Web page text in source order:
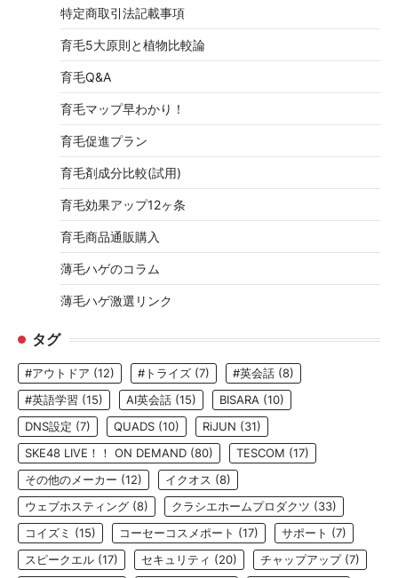
特定商取引法記載事項
育毛5大原則と植物比較論
育毛Q&A
育毛マップ早わかり！
育毛促進プラン
育毛剤成分比較(試用)
育毛効果アップ12ヶ条
育毛商品通販購入
薄毛ハゲのコラム
薄毛ハゲ激選リンク
タグ
#アウトドア (12) #トライズ (7) #英会話 (8)
#英語学習 (15) AI英会話 (15) BISARA (10)
DNS設定 (7) QUADS (10) RiJUN (31)
SKE48 LIVE！！ ON DEMAND (80) TESCOM (17)
その他のメーカー (12) イクオス (8)
ウェブホスティング (8) クラシエホームプロダクツ (33)
コイズミ (15) コーセーコスメポート (17) サポート (7)
スピークエル (17) セキュリティ (20) チャップアップ(7)